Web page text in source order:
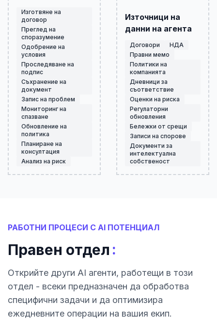
Изготвяне на
договор
Преглед на
споразумение
Одобрение на
условия
Проследяване на
подпис
Съхранение на
документ
Запис на проблем
Мониторинг на
спазване
Обновление на
политика
Планиране на
консултация
Анализ на риск
Източници на
данни на агента
Договори
НДА
Правни мемо
Политики на
компанията
Дневници за
съответствие
Оценки на риска
Регулаторни
обновления
Бележки от срещи
Записи на спорове
Документи за
интелектуална
собственост
РАБОТНИ ПРОЦЕСИ С AI ПОТЕНЦИАЛ
Правен отдел :
Открийте други AI агенти, работещи в този
отдел - всеки предназначен да обработва
специфични задачи и да оптимизира
ежедневните операции на вашия екип.